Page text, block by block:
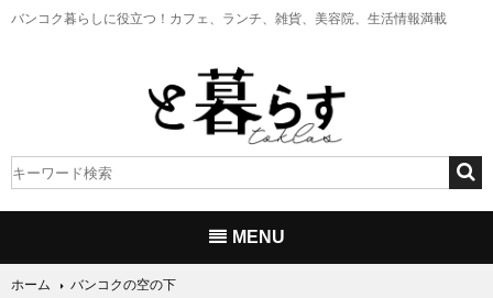
バンコク暮らしに役立つ！ カフェ、ランチ、雑貨、美容院、生活情報満載
MENU
ホーム
バンコクの空の下